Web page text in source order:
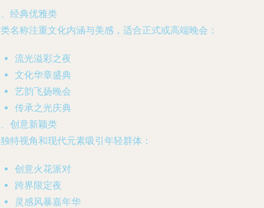
经典优雅类
名称注重文化内涵与美感，适合正式或高端晚会：
流光溢彩之夜
文化华章盛典
艺韵飞扬晚会
传承之光庆典
创意新颖类
特视角和现代元素吸引年轻群体：
创意火花派对
跨界限定夜
灵感风暴嘉年华